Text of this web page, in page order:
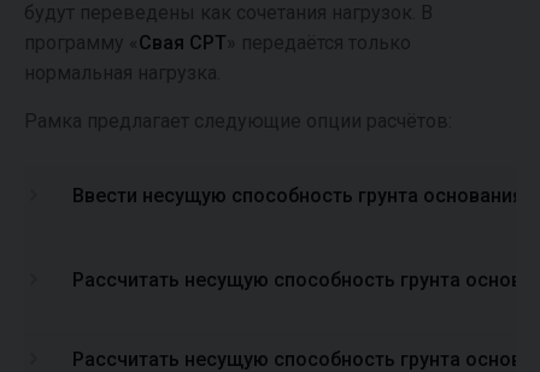
будут переведены как сочетания нагрузок. В
программу « Свая CPT» передаётся только
нормальная нагрузка.
Рамка предлагает следующие опции расчётов:
Ввести несущую способность грунта основания
Рассчитать несущую способность грунта
Рассчитать несущую способность грунта